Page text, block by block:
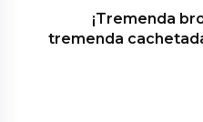
¡Tremenda
tremenda